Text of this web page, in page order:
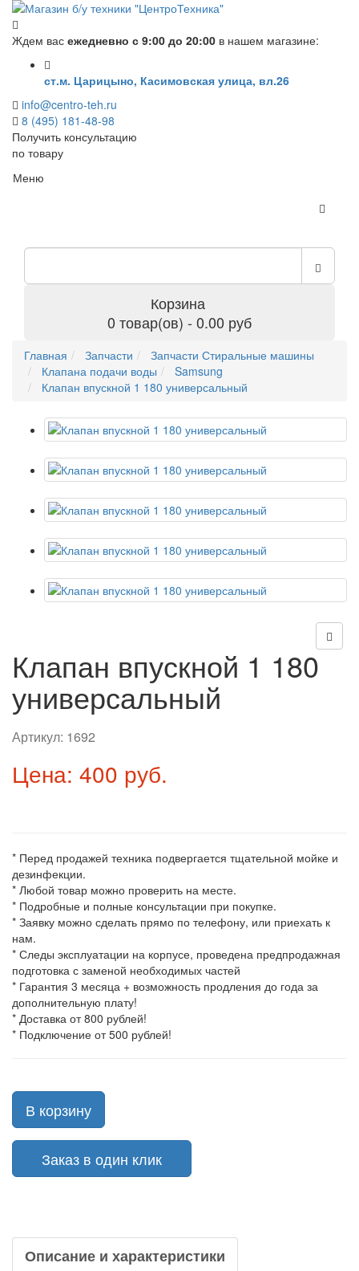
Ждем вас ежедневно с 9:00 до 20:00 в нашем магазине:
ст.м. Царицыно, Касимовская улица, вл.26
info@centro-teh.ru
8 (495) 181-48-98
Получить консультацию
по товару
Меню
Корзина
0 товар(ов) - 0.00 руб
Главная Запчасти
Запчасти Стиральные машины
Клапана подачи воды
Samsung
Клапан впускной 1 180 универсальный
Клапан впускной 1 180
универсальный
Артикул: 1692
Цена: 400 руб.
* Перед продажей техника подвергается тщательной мойке и
дезинфекции.
* Любой товар можно проверить на месте.
* Подробные и полные консультации при покупке.
* Заявку можно сделать прямо по телефону, или приехать к
нам.
* Следы эксплуатации на корпусе, проведена предпродажная
подготовка с заменой необходимых частей
* Гарантия 3 месяца + возможность продления до года за
дополнительную плату!
* Доставка от 800 рублей!
* Подключение от 500 рублей!
В корзину
Заказ в один клик
Описание и характеристики